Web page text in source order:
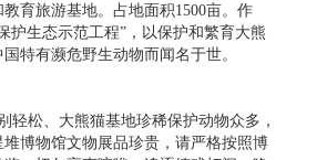
育旅游基地。占地面积1500亩。作
护生态示范工程”，以保护和繁育大熊
特有濒危野生动物而闻名于世。
轻松、大熊猫基地珍稀保护动物众多，
堆博物馆文物展品珍贵，请严格按照博